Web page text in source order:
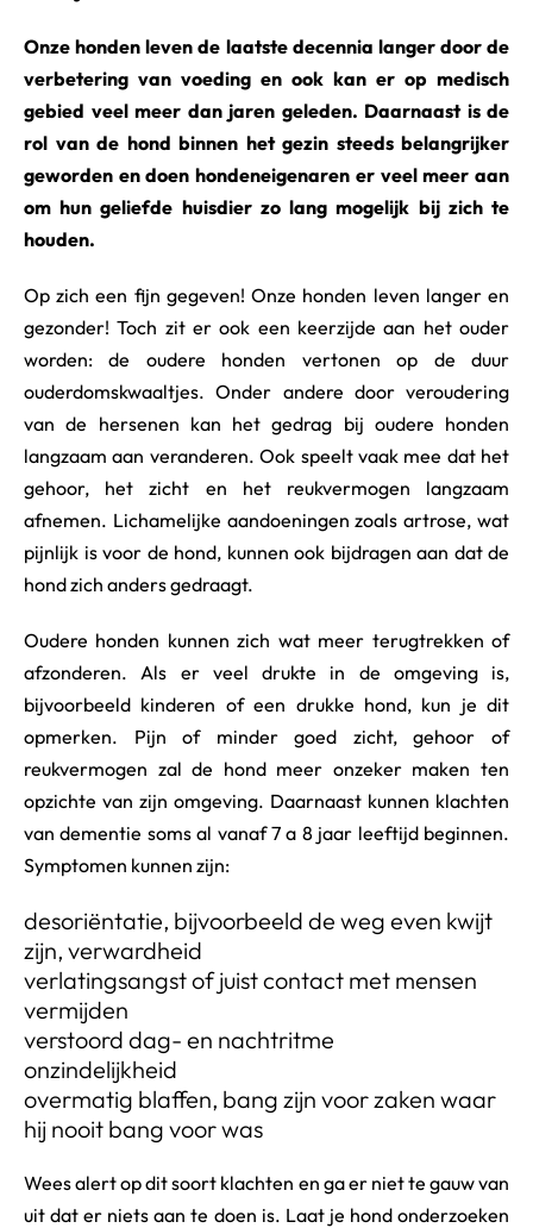
r
j
e
h
u
i
s
d
Onze honden leven de laatste decennia langer door de
verbetering van voeding en ook kan er op medisch
gebied veel meer dan jaren geleden. Daarnaast is de
rol van de hond binnen het gezin steeds belangrijker
geworden en doen hondeneigenaren er veel meer aan
om hun geliefde huisdier zo lang mogelijk bij zich te
houden.
Op zich een fijn gegeven! Onze honden leven langer en
gezonder! Toch zit er ook een keerzijde aan het ouder
worden: de oudere honden vertonen op de duur
ouderdomskwaaltjes. Onder andere door veroudering
van de hersenen kan het gedrag bij oudere honden
langzaam aan veranderen. Ook speelt vaak mee dat het
gehoor, het zicht en het reukvermogen langzaam
afnemen. Lichamelijke aandoeningen zoals artrose, wat
pijnlijk is voor de hond, kunnen ook bijdragen aan dat de
hond zich anders gedraagt.
Oudere honden kunnen zich wat meer terugtrekken of
afzonderen. Als er veel drukte in de omgeving is,
bijvoorbeeld kinderen of een drukke hond, kun je dit
opmerken. Pijn of minder goed zicht, gehoor of
reukvermogen zal de hond meer onzeker maken ten
opzichte van zijn omgeving. Daarnaast kunnen klachten
van dementie soms al vanaf 7 a 8 jaar leeftijd beginnen.
Symptomen kunnen zijn:
desoriëntatie, bijvoorbeeld de weg even kwijt
zijn, verwardheid
verlatingsangst of juist contact met mensen
vermijden
verstoord dag- en nachtritme
onzindelijkheid
overmatig blaffen, bang zijn voor zaken waar
hij nooit bang voor was
Wees alert op dit soort klachten en ga er niet te gauw van
uit dat er niets aan te doen is. Laat je hond onderzoeken